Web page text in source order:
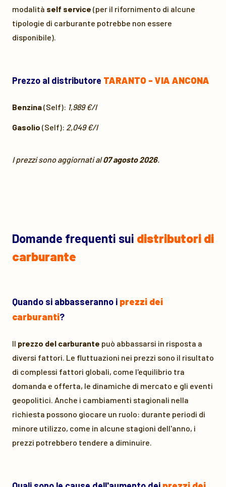
modalità self service (per il rifornimento di alcune
tipologie di carburante potrebbe non essere
disponibile).
Prezzo al distributore TARANTO - VIA ANCONA
Benzina(Self): 1,989 €/l
Gasolio (Self): 2,049 €/l
I prezzi sono aggiornati al07 agosto 2026.
Domande frequenti sui distributori di
carburante
Quando si abbasseranno i prezzi dei
carburanti?
Il prezzo del carburante può abbassarsi in risposta a
diversi fattori. Le fluttuazioni nei prezzi sono il risultato
di complessi fattori globali, come l'equilibrio tra
domanda e offerta, le dinamiche di mercato e gli eventi
geopolitici. Anche i cambiamenti stagionali nella
richiesta possono giocare un ruolo: durante periodi di
minore utilizzo, come in alcune stagioni dell'anno, i
prezzi potrebbero tendere a diminuire.